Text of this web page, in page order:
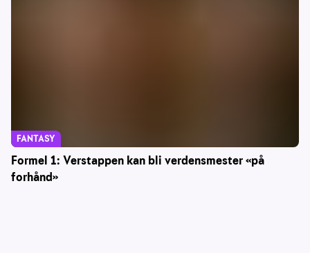
Formel 1: Verstappen kan bli verdensmester «på
forhånd»
FANTASY